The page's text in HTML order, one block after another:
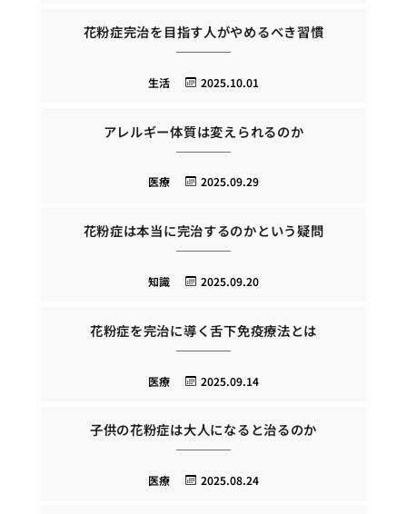
花粉症完治を目指す人がやめるべき習慣
2025.10.01
生活
アレルギー体質は変えられるのか
2025.09.29
医療
花粉症は本当に完治するのかという疑問
2025.09.20
知識
花粉症を完治に導く舌下免疫療法とは
2025.09.14
医療
子供の花粉症は大人になると治るのか
2025.08.24
医療